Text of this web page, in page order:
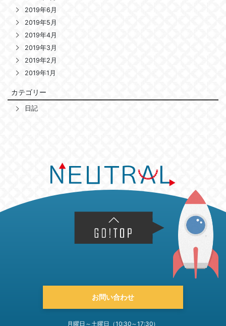
2019年6月
2019年5月
2019年4月
2019年3月
2019年2月
2019年1月
カテゴリー
日記
お問い合わせ
月曜日～土曜日（10:30～17:30）